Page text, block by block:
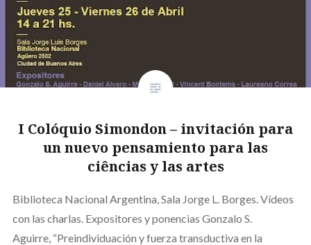
I Colóquio Simondon – invitación para
un nuevo pensamiento para las
ciências y las artes
Biblioteca Nacional Argentina, Sala Jorge L. Borges. Vídeos
con las charlas. Expositores y ponencias Gonzalo S.
Aguirre, “Preindividuación y fuerza transductiva en la